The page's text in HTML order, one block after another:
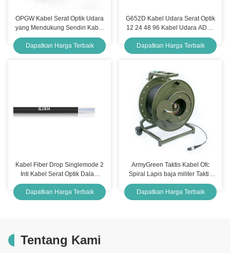
OPGW Kabel Serat Optik Udara
yang Mendukung Sendiri Kabel
Bumi Optik Udara 48 Inti
Dapatkan Harga Terbaik
G652D Kabel Udara Serat Optik
12 24 48 96 Kabel Udara ADSS
yang Mendukung Diri
Dapatkan Harga Terbaik
Kabel Fiber Drop Singlemode 2
Inti Kabel Serat Optik Dalam
Ruangan HXCOWO
Dapatkan Harga Terbaik
ArmyGreen Taktis Kabel Ofc
Spiral Lapis baja militer Taktis
Kabel Serat Optik
Dapatkan Harga Terbaik
Tentang Kami